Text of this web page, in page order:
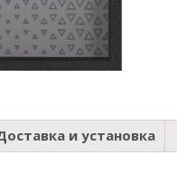
и установка